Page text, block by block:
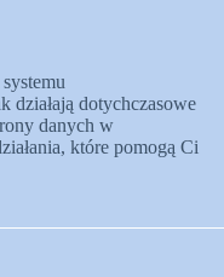
działają dotychczasowe
danych w
które pomogą Ci